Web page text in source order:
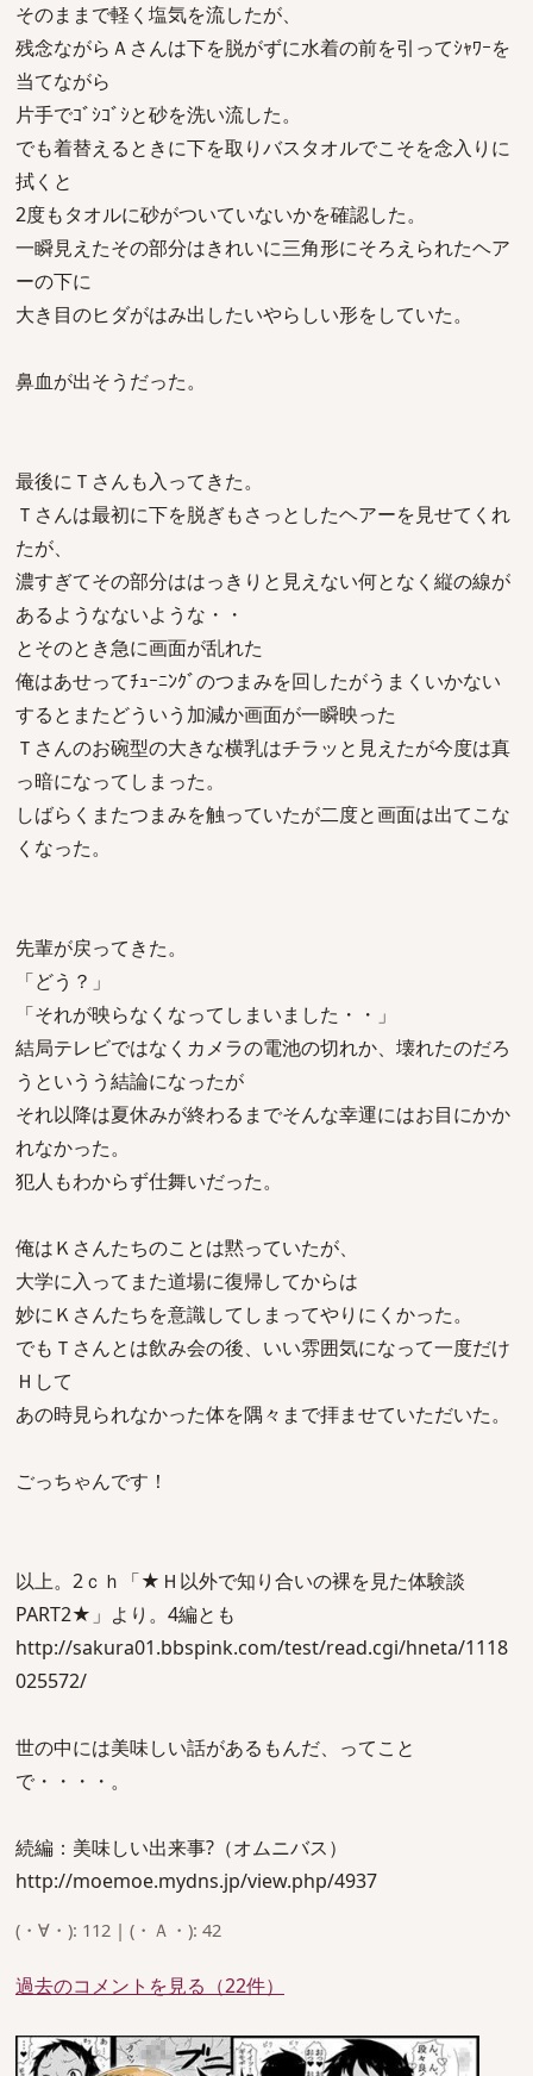
そのままで軽く塩気を流したが、
残念ながらＡさんは下を脱がずに水着の前を引ってｼｬﾜｰを
当てながら
片手でｺﾞｼｺﾞｼと砂を洗い流した。
でも着替えるときに下を取りバスタオルでこそを念入りに
拭くと
2度もタオルに砂がついていないかを確認した。
一瞬見えたその部分はきれいに三角形にそろえられたヘア
ーの下に
大き目のヒダがはみ出したいやらしい形をしていた。
鼻血が出そうだった。
最後にＴさんも入ってきた。
Ｔさんは最初に下を脱ぎもさっとしたヘアーを見せてくれ
たが、
濃すぎてその部分ははっきりと見えない何となく縦の線が
あるようなないような・・
とそのとき急に画面が乱れた
俺はあせってﾁｭｰﾆﾝｸﾞのつまみを回したがうまくいかない
するとまたどういう加減か画面が一瞬映った
Ｔさんのお碗型の大きな横乳はチラッと見えたが今度は真
っ暗になってしまった。
しばらくまたつまみを触っていたが二度と画面は出てこな
くなった。
先輩が戻ってきた。
「どう？」
「それが映らなくなってしまいました・・」
結局テレビではなくカメラの電池の切れか、壊れたのだろ
うというう結論になったが
それ以降は夏休みが終わるまでそんな幸運にはお目にかか
れなかった。
犯人もわからず仕舞いだった。
俺はＫさんたちのことは黙っていたが、
大学に入ってまた道場に復帰してからは
妙にＫさんたちを意識してしまってやりにくかった。
でもＴさんとは飲み会の後、いい雰囲気になって一度だけ
Ｈして
あの時見られなかった体を隅々まで拝ませていただいた。
ごっちゃんです！
以上。2ｃｈ「★Ｈ以外で知り合いの裸を見た体験談
PART2★」より。4編とも
http://sakura01.bbspink.com/test/read.cgi/hneta/1118
025572/
世の中には美味しい話があるもんだ、ってこと
で・・・・。
続編：美味しい出来事?（オムニバス）
http://moemoe.mydns.jp/view.php/4937
(・∀・): 112 | (・Ａ・): 42
過去のコメントを見る（22件）